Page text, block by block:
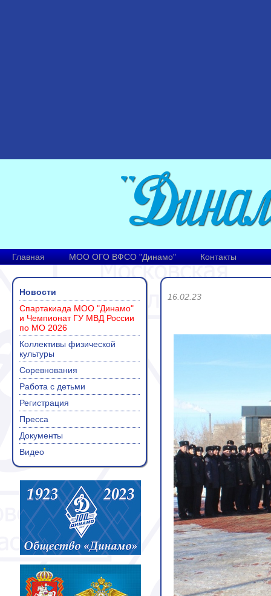
Главная МОО ОГО ВФСО "Динамо" Контакты
Новости
Спартакиада МОО "Динамо"
и Чемпионат ГУ МВД России
по МО 2026
Коллективы физической
культуры
Соревнования
Работа с детьми
Регистрация
Пресса
Документы
Видео
16.02.23